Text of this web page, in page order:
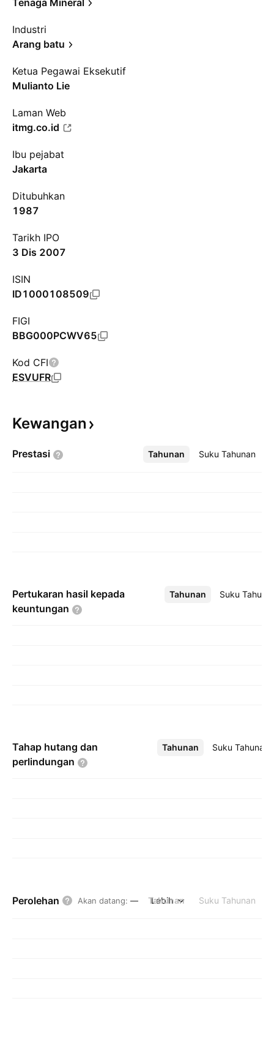
Tenaga Mineral
Industri
Arang batu
Ketua Pegawai Eksekutif
Mulianto Lie
Laman Web
itmg.co.id
Ibu pejabat
Jakarta
Ditubuhkan
1987
Tarikh IPO
3 Dis 2007
ISIN
ID1000108509
FIGI
BBG000PCWV65
Kod CFI
ESVUFR
Kewangan
Prestasi Tahunan Suku Tahunan
Lebih
Pertukaran hasil kepada
keuntungan
Tahunan Suku
Lebih
Tahap hutang dan
perlindungan
Tahunan Suku Tahunan
Lebih
Perolehan Akan datang: — Tahunan Suku Tahunan
Lebih